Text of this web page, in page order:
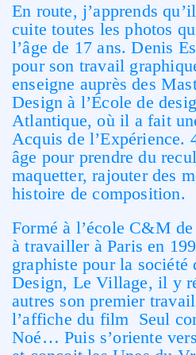
En route, j’apprends
cuite toutes les photos
l’âge de 17 ans. Denis
pour son travail
enseigne auprès des
Design à l’École de
Atlantique, où il a fait
Acquis de l’Expérience.
âge pour prendre du
maquetter, rajouter des
histoire de composition.
Formé à l’école C&M
à travailler à Paris en
graphiste pour la
Design, Le Village, il y
autres son premier
l’affiche du film Seul
Noé… Puis s’oriente